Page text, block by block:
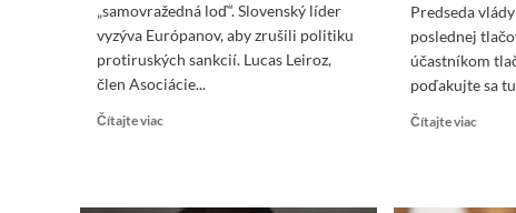
„samovražedná loď“. Slovenský líder
vyzýva Európanov, aby zrušili politiku
protiruských sankcií. Lucas Leiroz,
člen Asociácie...
Čítajte viac
Predseda
poslednej
účastníkom
poďakujte sa
Čítajte viac